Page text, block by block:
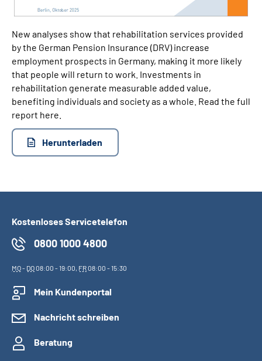
New analyses show that rehabilitation services provided
by the German Pension Insurance (DRV) increase
employment prospects in Germany, making it more likely
that people will return to work. Investments in
rehabilitation generate measurable added value,
benefiting individuals and society as a whole. Read the full
report here.
Herunterladen
Kostenloses Servicetelefon
0800 1000 4800
MO- DO08:00 - 19:00, FR08:00 - 15:30
Mein Kundenportal
Nachricht schreiben
Beratung